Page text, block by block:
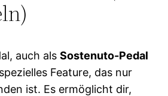
auch alsSostenuto-Pedal
Feature, das nur
ist. Es ermöglicht dir,